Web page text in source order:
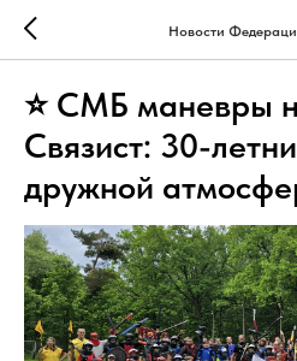
Новости
⭐ СМБ маневры
Связист: 30-
дружной